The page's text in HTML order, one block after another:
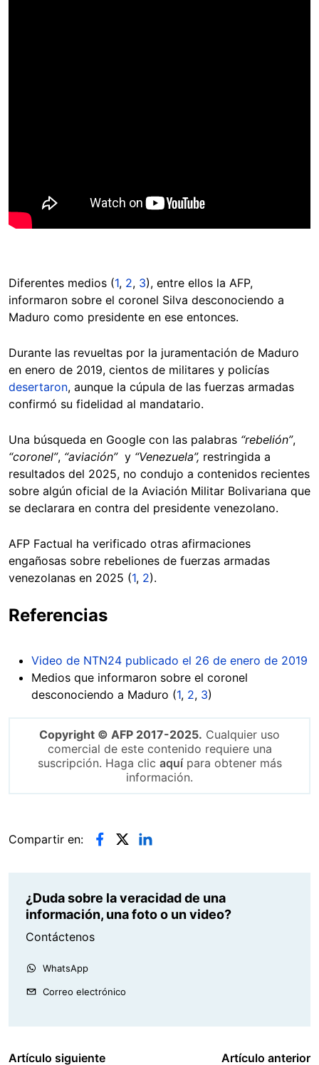
Diferentes medios (1, 2, 3), entre ellos la AFP,
informaron sobre el coronel Silva desconociendo a
Maduro como presidente en ese entonces.
Durante las revueltas por la juramentación de Maduro
en enero de 2019, cientos de militares y policías
desertaron, aunque la cúpula de las fuerzas armadas
confirmó su fidelidad al mandatario.
Una búsqueda en Google con las palabras “rebelión”,
“coronel”, “aviación” y “Venezuela”, restringida a
resultados del 2025, no condujo a contenidos recientes
sobre algún oficial de la Aviación Militar Bolivariana que
se declarara en contra del presidente venezolano.
AFP Factual ha verificado otras afirmaciones
engañosas sobre rebeliones de fuerzas armadas
venezolanas en 2025 (1, 2).
Referencias
Video de NTN24 publicado el 26 de enero de 2019
Medios que informaron sobre el coronel
desconociendo a Maduro (1, 2, 3)
Copyright © AFP 2017-2025. Cualquier uso
comercial de este contenido requiere una
suscripción. Haga clic aquípara obtener más
información.
Compartir en:
¿Duda sobre la veracidad de una
información, una foto o un video?
Contáctenos
WhatsApp
Correo electrónico
Artículo siguiente Artículo anterior